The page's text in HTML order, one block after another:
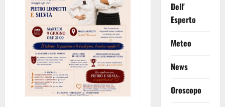
Dell'
Esperto
Meteo
News
Oroscopo